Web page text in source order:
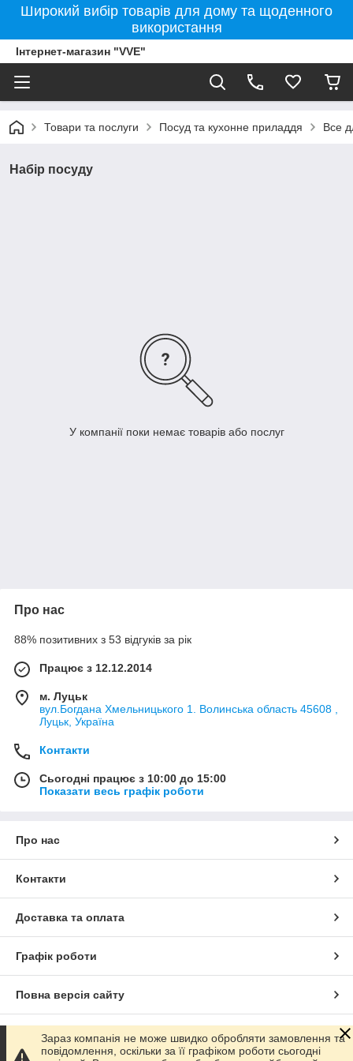
Широкий вибір товарів для дому та щоденного
використання
Інтернет-магазин "VVE"
Товари та послуги Посуд та кухонне приладдя Все
Набір посуду
У компанії поки немає товарів або послуг
Про нас
88% позитивних з 53 відгуків за рік
Працює з 12.12.2014
м. Луцьк
вул.Богдана Хмельницького 1. Волинська область 45608 ,
Луцьк, Україна
Контакти
Сьогодні працює з 10:00 до 15:00
Показати весь графік роботи
Про нас
Контакти
Доставка та оплата
Графік роботи
Повна версія сайту
Сайт створено на маркетплейсіProm.ua
Зараз компанія не може швидко обробляти замовлення та
повідомлення, оскільки за її графіком роботи сьогодні